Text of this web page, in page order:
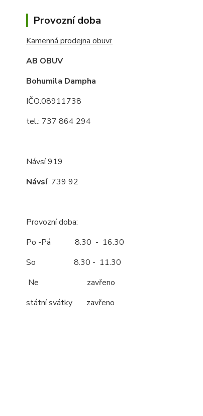
Provozní doba
Kamenná prodejna obuvi:
AB OBUV
Bohumila Dampha
IČO:08911738
tel.: 737 864 294
Návsí 919
Návsí739 92
Provozní doba:
Po -Pá 8.30 - 16.30
So 8.30 - 11.30
Ne zavřeno
státní svátky zavřeno